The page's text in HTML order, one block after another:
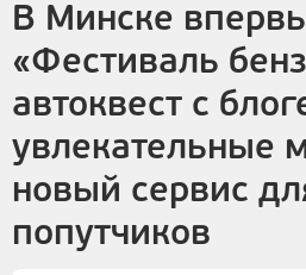
В Минске
«Фестиваль
автоквест с
увлекательные
новый сервис
попутчиков